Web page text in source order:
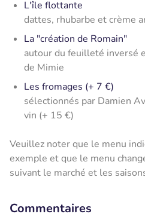
L'île flottante
dattes, rhubarbe et crème
La "création de Romain"
autour du feuilleté inversé
de Mimie
Les fromages (+ 7 €)
sélectionnés par Damien
vin (+ 15 €)
Veuillez noter que le menu
exemple et que le menu
suivant le marché et les
Commentaires